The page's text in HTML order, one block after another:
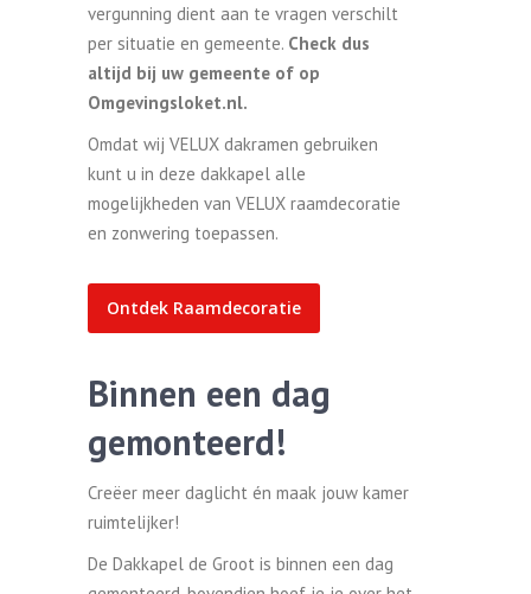
vergunning dient aan te vragen verschilt
per situatie en gemeente. Check dus
altijd bij uw gemeente of op
Omgevingsloket.nl.
Omdat wij VELUX dakramen gebruiken
kunt u in deze dakkapel alle
mogelijkheden van VELUX raamdecoratie
en zonwering toepassen.
Ontdek Raamdecoratie
Binnen een dag
gemonteerd!
Creëer meer daglicht én maak jouw kamer
ruimtelijker!
De Dakkapel de Groot is binnen een dag